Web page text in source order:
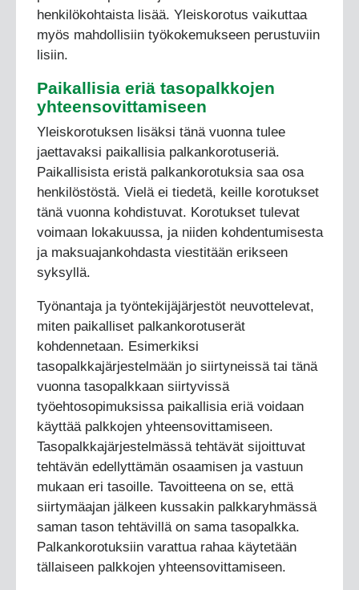
henkilökohtaista lisää. Yleiskorotus vaikuttaa
myös mahdollisiin työkokemukseen perustuviin
lisiin.
Paikallisia eriä tasopalkkojen
yhteensovittamiseen
Yleiskorotuksen lisäksi tänä vuonna tulee
jaettavaksi paikallisia palkankorotuseriä.
Paikallisista eristä palkankorotuksia saa osa
henkilöstöstä. Vielä ei tiedetä, keille korotukset
tänä vuonna kohdistuvat. Korotukset tulevat
voimaan lokakuussa, ja niiden kohdentumisesta
ja maksuajankohdasta viestitään erikseen
syksyllä.
Työnantaja ja työntekijäjärjestöt neuvottelevat,
miten paikalliset palkankorotuserät
kohdennetaan. Esimerkiksi
tasopalkkajärjestelmään jo siirtyneissä tai tänä
vuonna tasopalkkaan siirtyvissä
työehtosopimuksissa paikallisia eriä voidaan
käyttää palkkojen yhteensovittamiseen.
Tasopalkkajärjestelmässä tehtävät sijoittuvat
tehtävän edellyttämän osaamisen ja vastuun
mukaan eri tasoille. Tavoitteena on se, että
siirtymäajan jälkeen kussakin palkkaryhmässä
saman tason tehtävillä on sama tasopalkka.
Palkankorotuksiin varattua rahaa käytetään
tällaiseen palkkojen yhteensovittamiseen.